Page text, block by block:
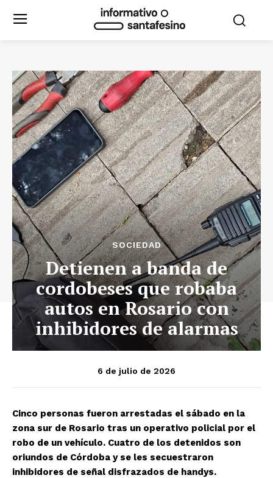
SOCIEDAD
Detienen a banda de
cordobeses que robaba
autos en Rosario con
inhibidores de alarmas
6 de julio de 2026
Cinco personas fueron arrestadas el sábado en la
zona sur de Rosario tras un operativo policial por el
robo de un vehículo. Cuatro de los detenidos son
oriundos de Córdoba y se les secuestraron
inhibidores de señal disfrazados de handys.